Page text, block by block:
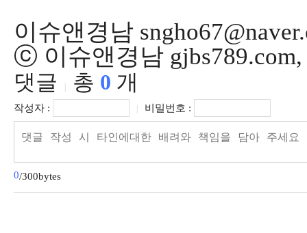
이슈앤경남
ⓒ 이슈앤경남
댓글 총 0 개
작성자 : 비밀번호 :
0/300bytes